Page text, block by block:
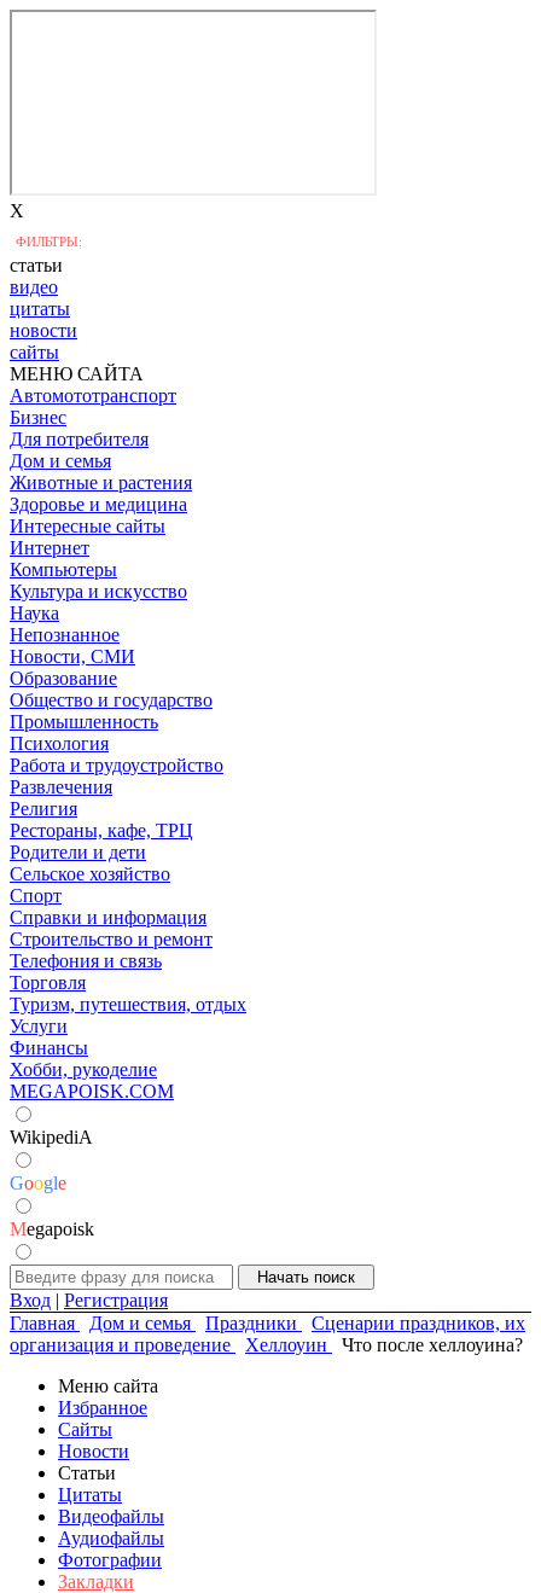
X
ФИЛЬТРЫ:
статьи
видео
цитаты
новости
сайты
МЕНЮ САЙТА
Автомототранспорт
Бизнес
Для потребителя
Дом и семья
Животные и растения
Здоровье и медицина
Интересные сайты
Интернет
Компьютеры
Культура и искусство
Наука
Непознанное
Новости, СМИ
Образование
Общество и государство
Промышленность
Психология
Работа и трудоустройство
Развлечения
Религия
Рестораны, кафе, ТРЦ
Родители и дети
Сельское хозяйство
Спорт
Справки и информация
Строительство и ремонт
Телефония и связь
Торговля
Туризм, путешествия, отдых
Услуги
Финансы
Хобби, рукоделие
MEGAPOISK.COM
WikipediA
Google
Megapoisk
Вход | Регистрация
Главная
Дом и семья Праздники
Сценарии праздников, их
организация и проведение
Хеллоуин
Что после хеллоуина?
Меню сайта
Избранное
Сайты
Новости
Статьи
Цитаты
Видеофайлы
Аудиофайлы
Фотографии
Закладки